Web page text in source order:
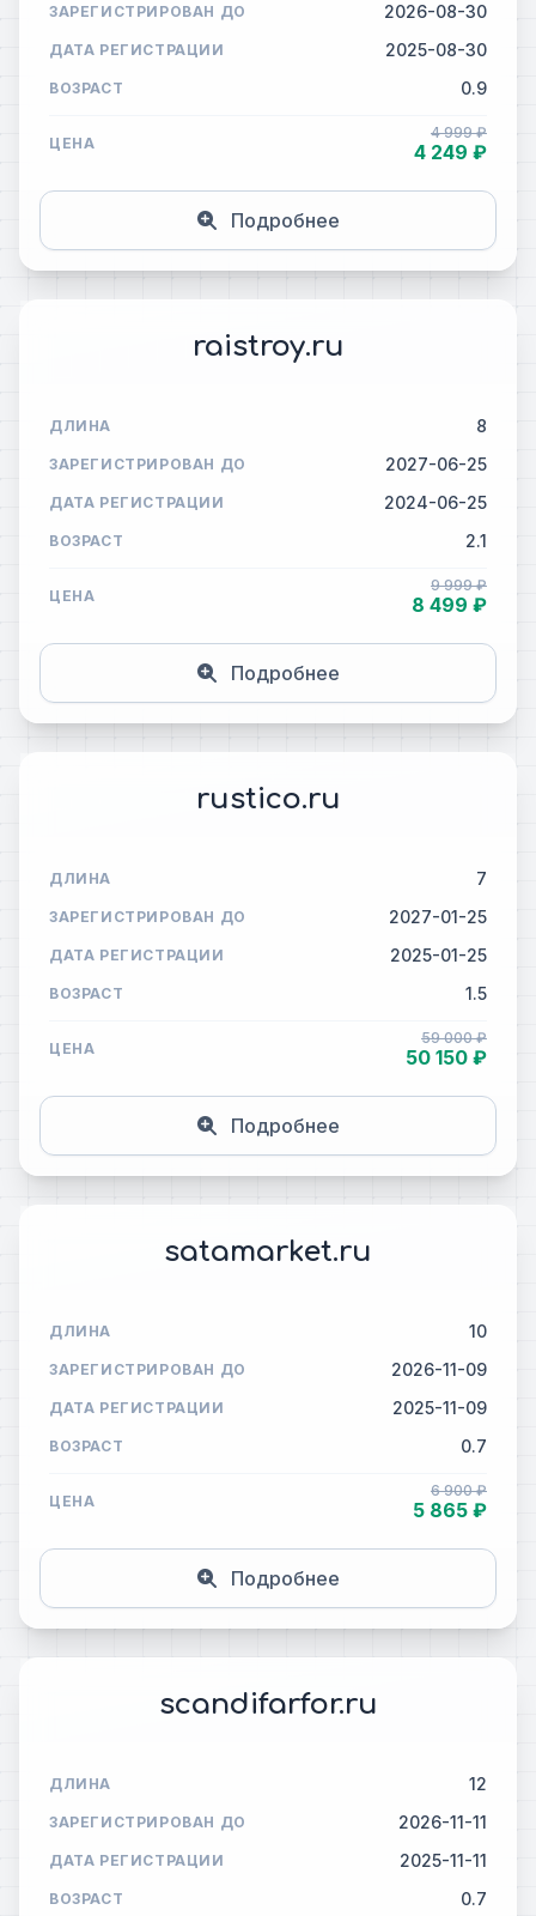
ЗАРЕГИСТРИРОВАН ДО 2026-08-30
ДАТА РЕГИСТРАЦИИ 2025-08-30
ВОЗРАСТ 0.9
ЦЕНА
4 999 ₽
4 249 ₽
Подробнее
raistroy.ru
ДЛИНА 8
ЗАРЕГИСТРИРОВАН ДО 2027-06-25
ДАТА РЕГИСТРАЦИИ 2024-06-25
ВОЗРАСТ 2.1
ЦЕНА
9 999 ₽
8 499 ₽
Подробнее
rustico.ru
ДЛИНА 7
ЗАРЕГИСТРИРОВАН ДО 2027-01-25
ДАТА РЕГИСТРАЦИИ 2025-01-25
ВОЗРАСТ 1.5
ЦЕНА
59 000 ₽
50 150 ₽
Подробнее
satamarket.ru
ДЛИНА 10
ЗАРЕГИСТРИРОВАН ДО 2026-11-09
ДАТА РЕГИСТРАЦИИ 2025-11-09
ВОЗРАСТ 0.7
ЦЕНА
6 900 ₽
5 865 ₽
Подробнее
scandifarfor.ru
ДЛИНА 12
ЗАРЕГИСТРИРОВАН ДО 2026-11-11
ДАТА РЕГИСТРАЦИИ 2025-11-11
ВОЗРАСТ 0.7